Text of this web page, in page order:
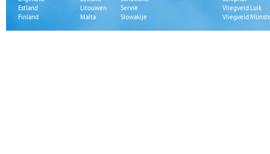
Estland
Finland
Litouwen
Malta
Servië
Slowakije
Vliegveld Luik
Vliegveld